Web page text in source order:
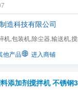
造科技有限公司
机,包装机,除尘器,输送机,
他产品
进入商铺